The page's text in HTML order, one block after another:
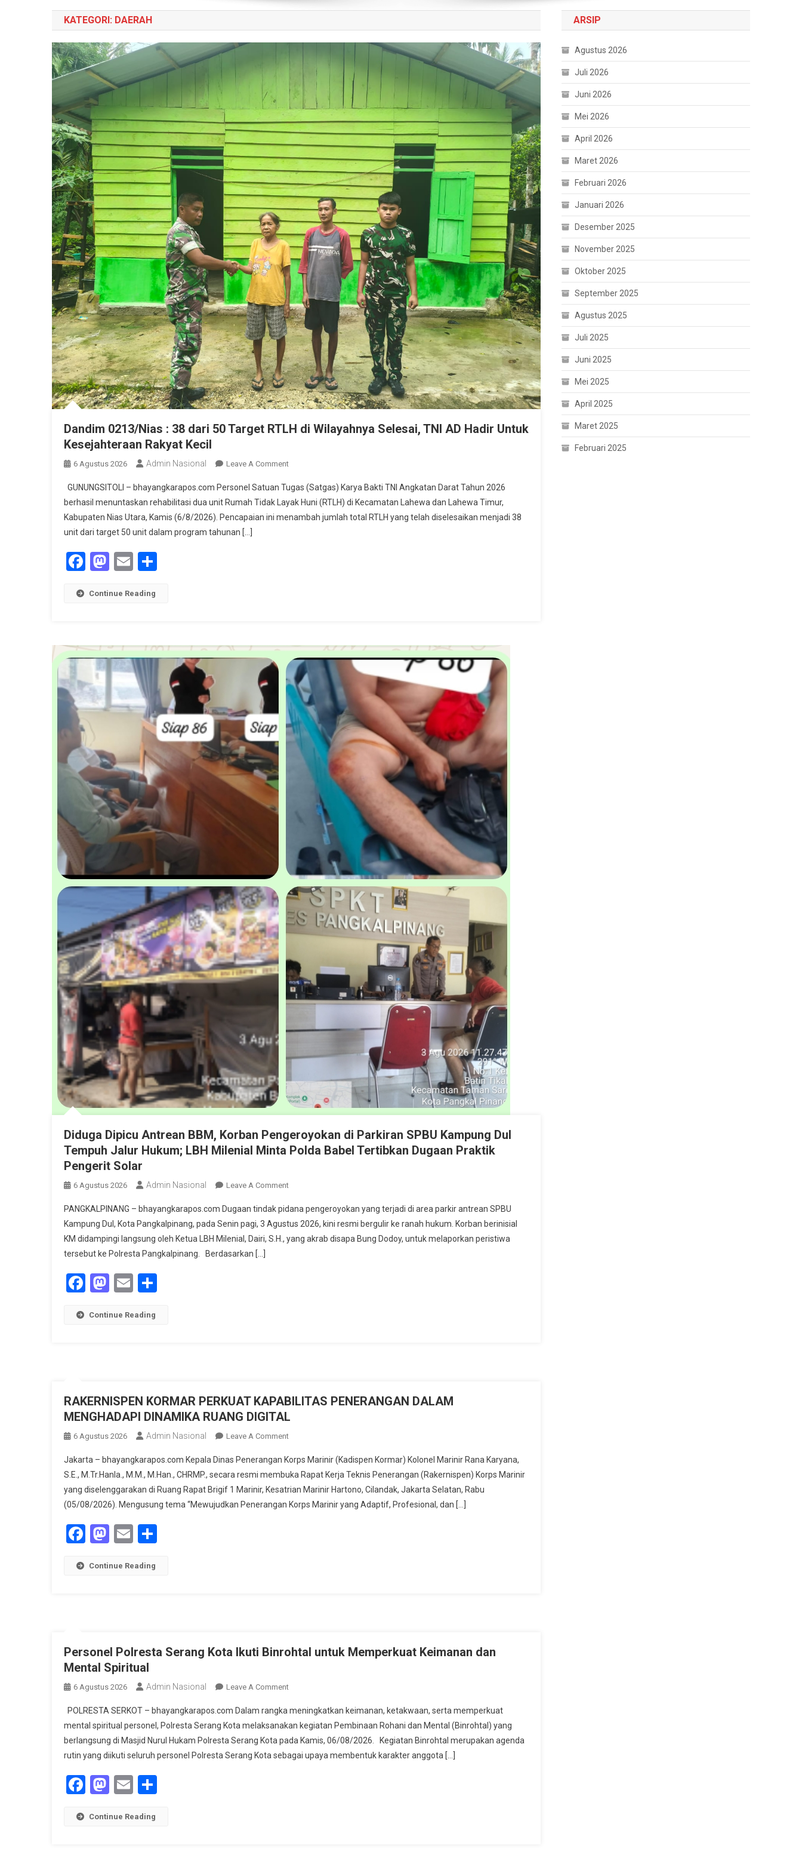
KATEGORI: DAERAH
Dandim 0213/Nias : 38 dari 50 Target RTLH di Wilayahnya Selesai, TNI AD Hadir Untuk
Kesejahteraan Rakyat Kecil
6 Agustus 2026 Admin Nasional Leave A CommentOn
0213/Nias
:
38
Untuk
Kesejahteraan
Rakyat
Kecil
GUNUNGSITOLI – bhayangkarapos.com Personel Satuan Tugas (Satgas) Karya Bakti TNI Angkatan Darat Tahun 2026
berhasil menuntaskan rehabilitasi dua unit Rumah Tidak Layak Huni (RTLH) di Kecamatan Lahewa dan Lahewa Timur,
Kabupaten Nias Utara, Kamis (6/8/2026). Pencapaian ini menambah jumlah total RTLH yang telah diselesaikan menjadi 38
unit dari target 50 unit dalam program tahunan […]
Facebook
Mastodon
Email
Continue Reading
Diduga Dipicu Antrean BBM, Korban Pengeroyokan di Parkiran SPBU Kampung Dul
Tempuh Jalur Hukum; LBH Milenial Minta Polda Babel Tertibkan Dugaan Praktik
Pengerit Solar
6 Agustus 2026 Admin Nasional Leave A CommentOn
Dipicu
Antrean
BBM,
Milenial
Minta
Tertibkan
Dugaan
Praktik
Pengerit
PANGKALPINANG – bhayangkarapos.com Dugaan tindak pidana pengeroyokan yang terjadi di area parkir antrean SPBU
Kampung Dul, Kota Pangkalpinang, pada Senin pagi, 3 Agustus 2026, kini resmi bergulir ke ranah hukum. Korban berinisial
KM didampingi langsung oleh Ketua LBH Milenial, Dairi, S.H., yang akrab disapa Bung Dodoy, untuk melaporkan peristiwa
tersebut ke Polresta Pangkalpinang. Berdasarkan […]
Facebook
Mastodon
Email
Continue Reading
RAKERNISPEN KORMAR PERKUAT KAPABILITAS PENERANGAN DALAM
MENGHADAPI DINAMIKA RUANG DIGITAL
6 Agustus 2026 Admin Nasional Leave A CommentOn
KORMAR
PERKUAT
KAPABILITAS
PENERANGAN
Jakarta – bhayangkarapos.com Kepala Dinas Penerangan Korps Marinir (Kadispen Kormar) Kolonel Marinir Rana Karyana,
S.E., M.Tr.Hanla., M.M., M.Han., CHRMP., secara resmi membuka Rapat Kerja Teknis Penerangan (Rakernispen) Korps Marinir
yang diselenggarakan di Ruang Rapat Brigif 1 Marinir, Kesatrian Marinir Hartono, Cilandak, Jakarta Selatan, Rabu
(05/08/2026). Mengusung tema “Mewujudkan Penerangan Korps Marinir yang Adaptif, Profesional, dan […]
Facebook
Mastodon
Email
Continue Reading
Personel Polresta Serang Kota Ikuti Binrohtal untuk Memperkuat Keimanan dan
Mental Spiritual
6 Agustus 2026 Admin Nasional Leave A CommentOn
Polresta
Serang
Kota
Ikuti
POLRESTA SERKOT – bhayangkarapos.com Dalam rangka meningkatkan keimanan, ketakwaan, serta memperkuat
mental spiritual personel, Polresta Serang Kota melaksanakan kegiatan Pembinaan Rohani dan Mental (Binrohtal) yang
berlangsung di Masjid Nurul Hukam Polresta Serang Kota pada Kamis, 06/08/2026. Kegiatan Binrohtal merupakan agenda
rutin yang diikuti seluruh personel Polresta Serang Kota sebagai upaya membentuk karakter anggota […]
Facebook
Mastodon
Email
Continue Reading
ARSIP
Agustus 2026
Juli 2026
Juni 2026
Mei 2026
April 2026
Maret 2026
Februari 2026
Januari 2026
Desember 2025
November 2025
Oktober 2025
September 2025
Agustus 2025
Juli 2025
Juni 2025
Mei 2025
April 2025
Maret 2025
Februari 2025